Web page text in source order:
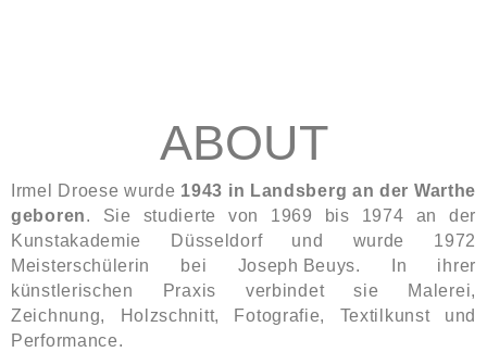
ABOUT
Irmel Droese wurde 1943 in Landsberg an der Warthe
geboren. Sie studierte von 1969 bis 1974 an der
Kunstakademie Düsseldorf und wurde 1972
Meisterschülerin bei Joseph Beuys. In ihrer
künstlerischen Praxis verbindet sie Malerei,
Zeichnung, Holzschnitt, Fotografie, Textilkunst und
Performance.